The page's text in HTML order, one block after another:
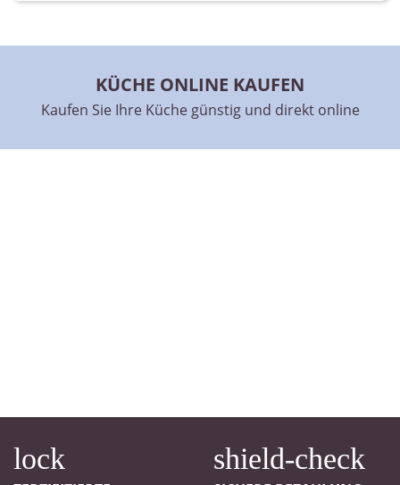
KÜCHE ONLINE KAUFEN
Kaufen Sie Ihre Küche günstig und direkt online